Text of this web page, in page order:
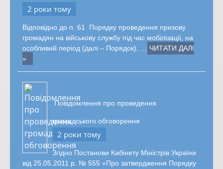
2 роки тому
Відповідно до п. 61 Порядку проведення призову
громадян на військову службу під час мобілізації, на
особливий період (далі – Порядок), …
ЧИТАТИ ДАЛІ
»
Повідомлення про проведення
громадського обговорення
2 роки тому
Згідно Постанови Кабінету Міністрів України
від 25.05.2011 р. № 555 «Про затвердження Порядку